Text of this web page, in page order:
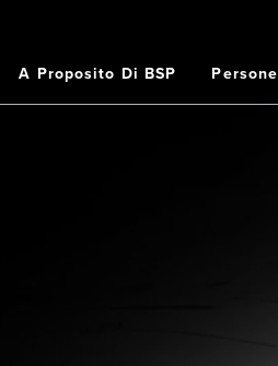
A Proposito Di BSP Persone